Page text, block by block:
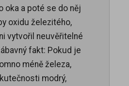
oka a poté se do něj
oxidu železitého,
vytvořil neuvěřitelné
fakt: Pokud je
méně železa,
modrý,